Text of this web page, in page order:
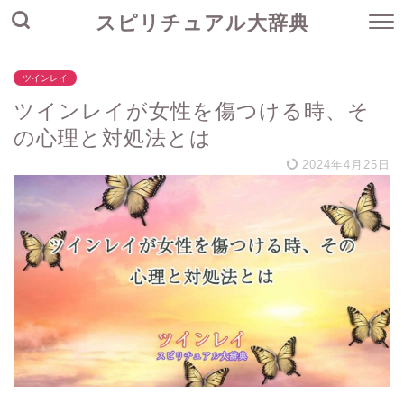
スピリチュアル大辞典
ツインレイ
ツインレイが女性を傷つける時、そ
の心理と対処法とは
2024年4月25日